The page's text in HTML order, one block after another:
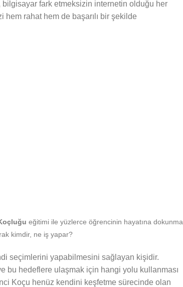
bilgisayar fark etmeksizin internetin olduğu her
rahat hem de başarılı bir şekilde
eğitimi ile yüzlerce öğrencinin hayatına dokunma
kimdir, ne iş yapar?
seçimlerini yapabilmesini sağlayan kişidir.
bu hedeflere ulaşmak için hangi yolu kullanması
Koçu henüz kendini keşfetme sürecinde olan